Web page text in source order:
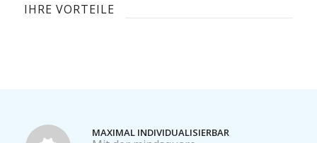
IHRE VORTEILE
MAXIMAL INDIVIDUALISIERBAR